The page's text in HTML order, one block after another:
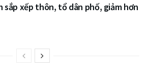
sắp xếp thôn, tổ dân phố, giảm hơn